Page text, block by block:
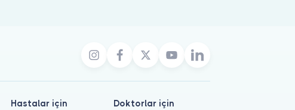
Hastalar için Doktorlar için